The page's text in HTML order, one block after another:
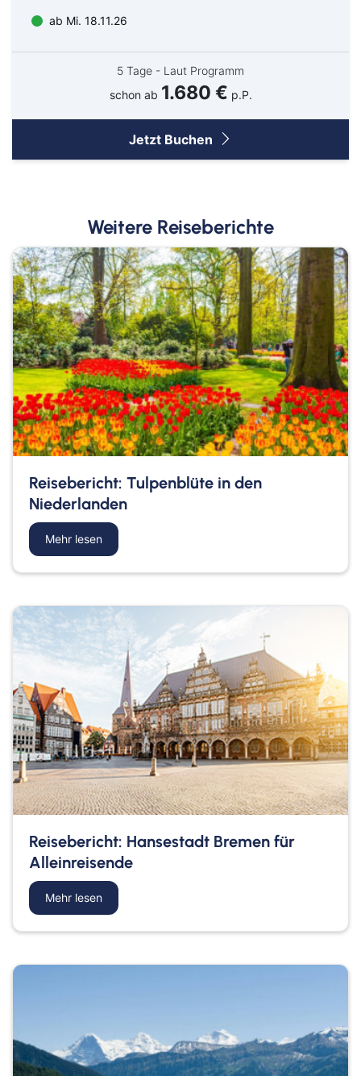
ab Mi. 18.11.26
5 Tage - Laut Programm
schon ab 1.680 € p.P.
Jetzt Buchen
Weitere Reiseberichte
Reisebericht: Tulpenblüte in den
Niederlanden
Mehr lesen
Reisebericht: Hansestadt Bremen für
Alleinreisende
Mehr lesen